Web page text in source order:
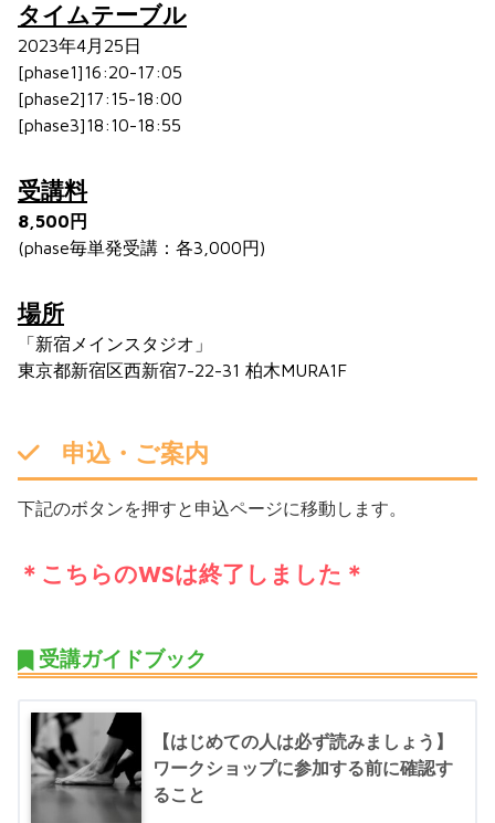
タイムテーブル
2023年4月25日
[phase1]16:20-17:05
[phase2]17:15-18:00
[phase3]18:10-18:55
受講料
8,500円
(phase毎単発受講：各3,000円)
場所
「新宿メインスタジオ」
東京都新宿区西新宿7-22-31 柏木MURA1F
申込・ご案内
下記のボタンを押すと申込ページに移動します。
＊こちらのWSは終了しました＊
受講ガイドブック
【はじめての人は必ず読みましょう】
ワークショップに参加する前に確認す
ること